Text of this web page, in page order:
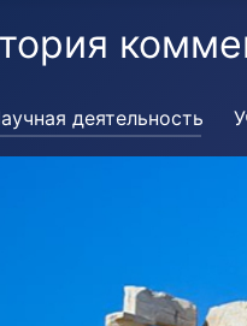
деятельность